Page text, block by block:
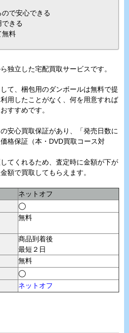
ので安心できる
できる
無料
独立した宅配買取サービスです。
て、梱包用のダンボールは無料で提
用したことがなく、何を用意すれば
すすめです。
安心買取保証があり、「発売日数に
格保証（本・DVD買取コース対
てくれるため、査定時に金額が下が
額で買取してもらえます。
ネットオフ
◯
無料
商品到着後
最短２日
無料
◯
ネットオフ